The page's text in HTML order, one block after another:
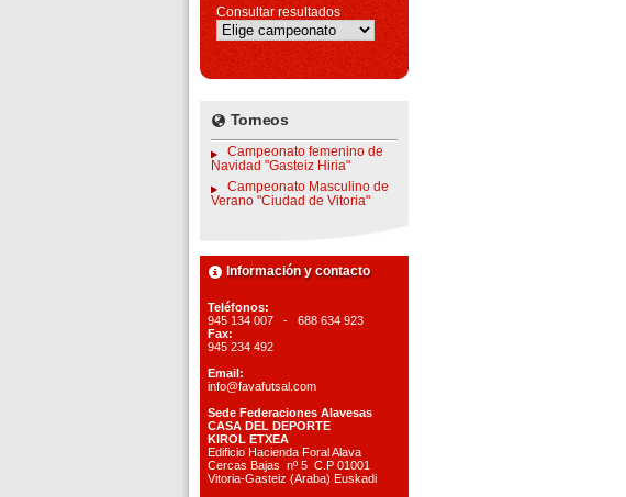
Consultar resultados
Torneos
Campeonato femenino de
Navidad "Gasteiz Hiria"
Campeonato Masculino de
Verano "Ciudad de Vitoria"
Información y contacto
Teléfonos:
945 134 007 - 688 634 923
Fax:
945 234 492
Email:
info@favafutsal.com
Sede Federaciones Alavesas
CASA DEL DEPORTE
KIROL ETXEA
Edificio Hacienda Foral Alava
Cercas Bajas nº 5 C.P 01001
Vitoria-Gasteiz (Araba) Euskadi